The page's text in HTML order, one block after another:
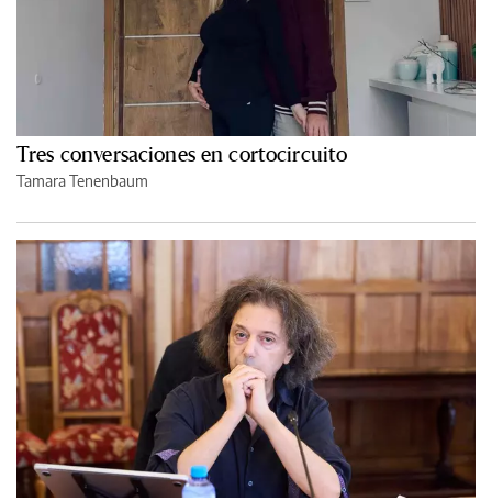
Tres conversaciones en cortocircuito
Tamara Tenenbaum